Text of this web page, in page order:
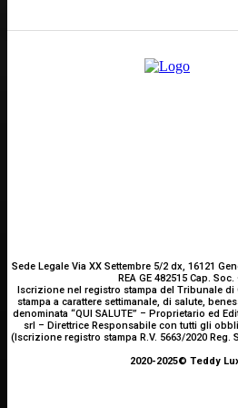
Sede Legale Via XX Settembre 5/2 dx, 16121
REA GE 482515 Cap.
Iscrizione nel registro stampa del Tribunale
stampa a carattere settimanale, di salute,
denominata “QUI SALUTE” – Proprietario ed
srl – Direttrice Responsabile con tutti gli
(Iscrizione registro stampa R.V. 5663/2020 Reg.
2020-2025© Teddy